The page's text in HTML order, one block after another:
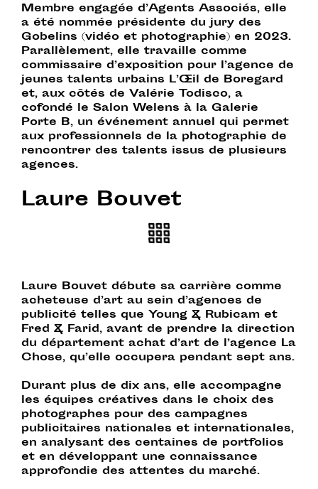
Membre engagée d’Agents Associés, elle
a été nommée présidente du jury des
Gobelins (vidéo et photographie) en 2023.
Parallèlement, elle travaille comme
commissaire d’exposition pour l’agence de
jeunes talents urbains L’Œil de Boregard
et, aux côtés de Valérie Todisco, a
cofondé le Salon Welens à la Galerie
Porte B, un événement annuel qui permet
aux professionnels de la photographie de
rencontrer des talents issus de plusieurs
agences.
Laure Bouvet
Laure Bouvet débute sa carrière comme
acheteuse d’art au sein d’agences de
publicité telles que Young & Rubicam et
Fred & Farid, avant de prendre la direction
du département achat d’art de l’agence La
Chose, qu’elle occupera pendant sept ans.
Durant plus de dix ans, elle accompagne
les équipes créatives dans le choix des
photographes pour des campagnes
publicitaires nationales et internationales,
en analysant des centaines de portfolios
et en développant une connaissance
approfondie des attentes du marché.